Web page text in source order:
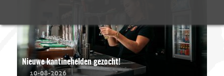
Nieuwe kantinehelden gezocht!
10-08-2026